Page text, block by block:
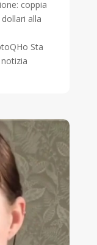
coppia
alla
Sta